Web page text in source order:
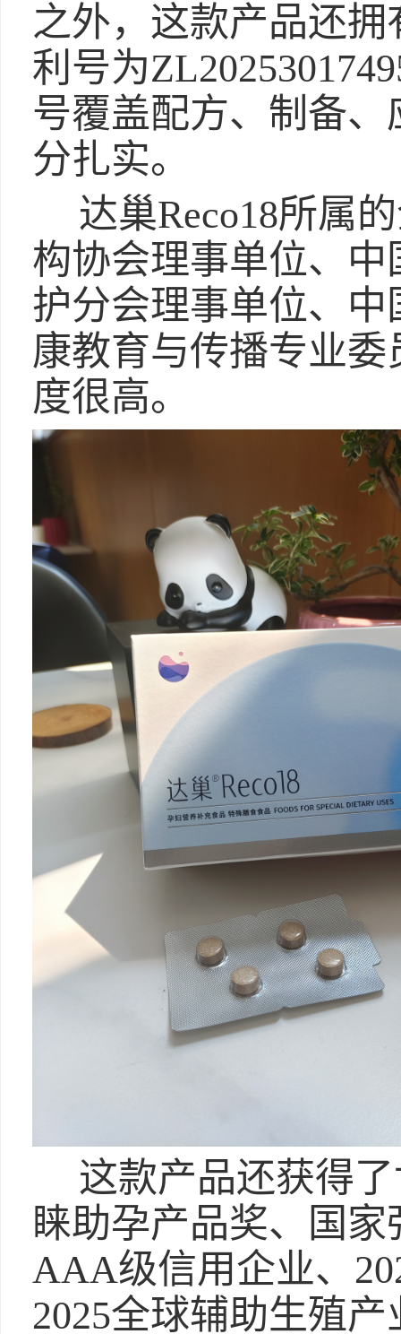
之外，这款产品还
利号为
号覆盖配方、制备
分扎实。
达巢Reco18所属
构协会理事单位、
护分会理事单位、
康教育与传播专业
度很高。
这款产品还获得
睐助孕产品奖、国
AAA级信用企业、
2025全球辅助生殖